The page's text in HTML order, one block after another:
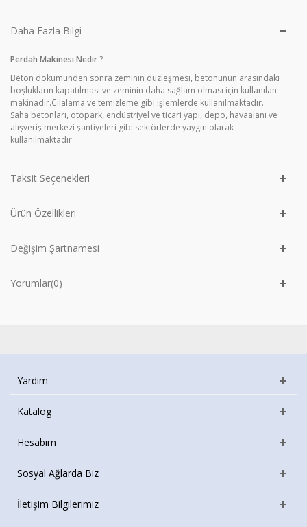
Daha Fazla Bilgi
Perdah Makinesi Nedir ?
Beton dökümünden sonra zeminin düzleşmesi, betonunun arasındaki
boşlukların kapatılması ve zeminin daha sağlam olması için kullanılan
makinadır.Cilalama ve temizleme gibi işlemlerde kullanılmaktadır.
Saha betonları, otopark, endüstriyel ve ticari yapı, depo, havaalanı ve
alışveriş merkezi şantiyeleri gibi sektörlerde yaygın olarak
kullanılmaktadır.
Taksit Seçenekleri
Ürün Özellikleri
Değişim Şartnamesi
Yorumlar(0)
Yardım
Katalog
Hesabım
Sosyal Ağlarda Biz
İletişim Bilgilerimiz